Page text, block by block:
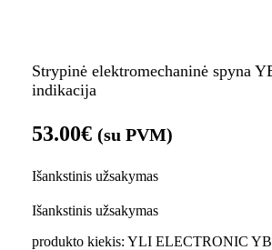
Strypinė elektromechaninė spyna
indikacija
53.00€ (su PVM)
Išankstinis užsakymas
Išankstinis užsakymas
produkto kiekis: YLI ELECTRONIC